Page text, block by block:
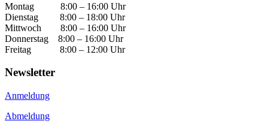
Montag 8:00 – 16:00 Uhr
Dienstag 8:00 – 18:00 Uhr
Mittwoch 8:00 – 16:00 Uhr
Donnerstag 8:00 – 16:00 Uhr
Freitag 8:00 – 12:00 Uhr
Newsletter
Anmeldung
Abmeldung